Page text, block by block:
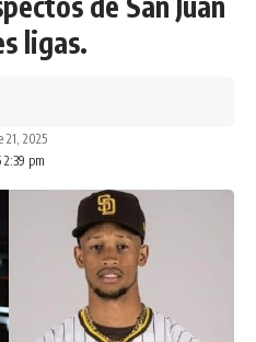
ligas.
2:39 pm
21, 2025